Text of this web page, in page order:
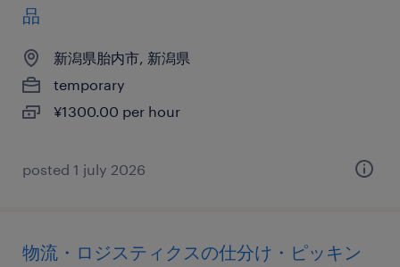
品
新潟県胎内市, 新潟県
temporary
¥1300.00 per hour
posted 1 july 2026
物流・ロジスティクスの仕分け・ピッキン